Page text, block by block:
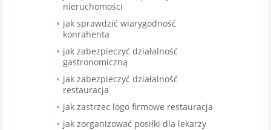
nieruchomości
jak sprawdzić wiarygodność
konrahenta
jak zabezpieczyć działalność
gastronomiczną
jak zabezpieczyć działalność
restauracja
jak zastrzec logo firmowe restauracja
jak zorganizować posiłki dla lekarzy